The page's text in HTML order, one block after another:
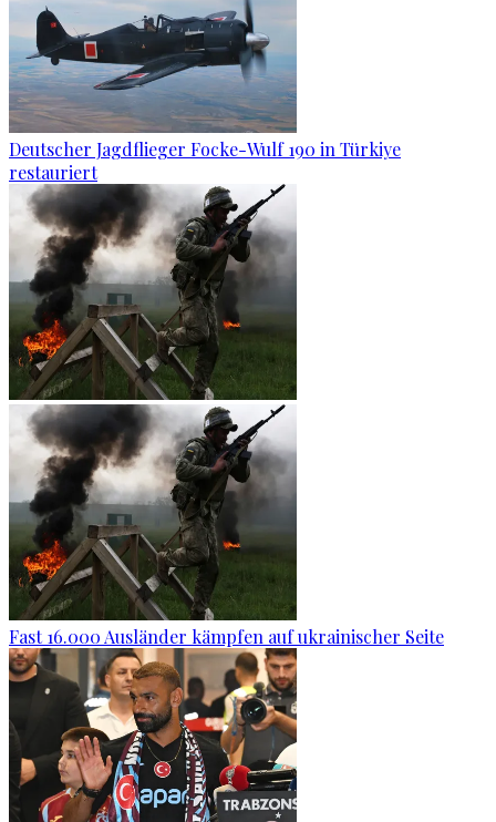
Deutscher Jagdflieger Focke-Wulf 190 in Türkiye
restauriert
Fast 16.000 Ausländer kämpfen auf ukrainischer Seite